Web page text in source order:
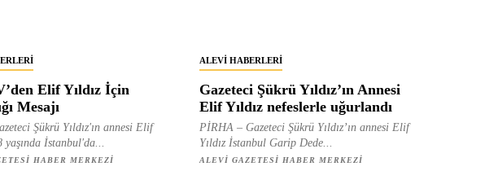
Elif Yıldız İçin
Mesajı
Şükrü Yıldız'ın annesi Elif
yaşında İstanbul'da...
HABER MERKEZI
ALEVI HABERLERI
Gazeteci Şükrü Yıldız’ın Annesi
Elif Yıldız nefeslerle uğurlandı
PİRHA – Gazeteci Şükrü Yıldız’ın annesi Elif
Yıldız İstanbul Garip Dede...
ALEVI GAZETESI HABER MERKEZI